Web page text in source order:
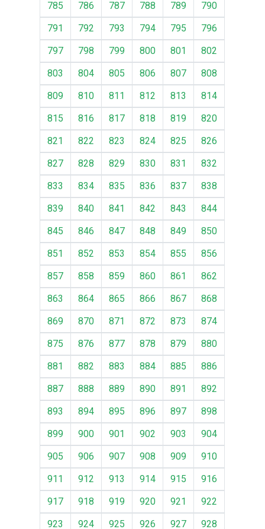
785 786 787 788 789
790
791
792 793 794 795
796
797
798 799 800 801
802
803
804 805 806 807
808
809
810 811 812 813
814
815
816 817 818 819
820
821
822 823 824 825
826
827
828 829 830 831
832
833
834 835 836 837
838
839
840 841 842 843
844
845
846 847 848 849
850
851
852 853 854 855
856
857
858 859 860 861
862
863
864 865 866 867
868
869
870 871 872 873
874
875
876 877 878 879
880
881
882 883 884 885
886
887
888 889 890 891
892
893
894 895 896 897
898
899
900 901 902 903
904
905
906 907 908 909
910
911
912 913 914 915
916
917
918 919 920 921
922
923
924 925 926 927
928